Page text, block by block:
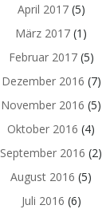
April 2017(5)
März 2017 (1)
Februar 2017(5)
Dezember 2016 (7)
November 2016 (5)
Oktober 2016 (4)
September 2016 (2)
August 2016 (5)
Juli 2016 (6)